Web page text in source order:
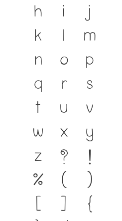
h
i
j
k
l
m
n
o
p
q
r
s
t
u
v
w
x
y
z
?
!
%
(
)
[
]
{